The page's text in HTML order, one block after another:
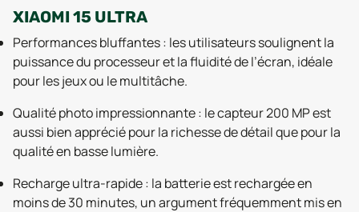
XIAOMI 15 ULTRA
Performances bluffantes : les utilisateurs soulignent la
puissance du processeur et la fluidité de l’écran, idéale
pour les jeux ou le multitâche.
Qualité photo impressionnante : le capteur 200 MP est
aussi bien apprécié pour la richesse de détail que pour la
qualité en basse lumière.
Recharge ultra-rapide : la batterie est rechargée en
moins de 30 minutes, un argument fréquemment mis en